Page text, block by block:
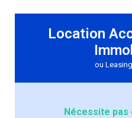
Location
ou
Nécessite pas